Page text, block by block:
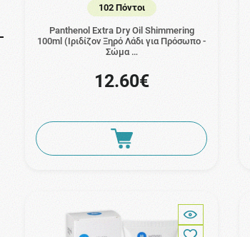
102 Πόντοι
Panthenol Extra Dry Oil Shimmering
100ml (Ιριδίζον Ξηρό Λάδι για Πρόσωπο -
Σώμα …
12.60€